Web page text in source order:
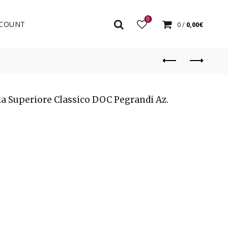
0
0/ 0,00€
Superiore Classico DOC Pegrandi Az.